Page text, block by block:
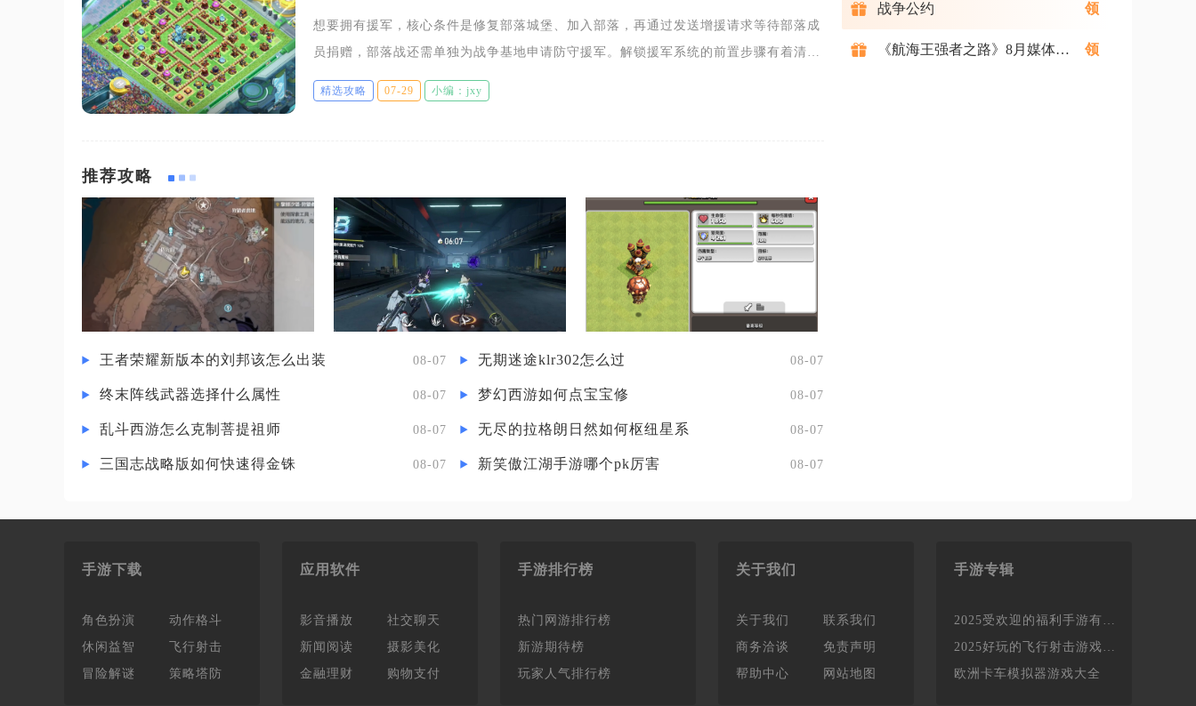
想要拥有援军，核心条件是修复部落城堡、加入部落，再通过发送增援请求等待部落成
员捐赠，部落战还需单独为战争基地申请防守援军。解锁援军系统的前置步骤有着清晰
的门槛，村庄大本营升至3级后，建造列表会解锁破损的部落城堡，消耗一万圣水和一
名工人即可完
精选攻略 07-29 小编：jxy
推荐攻略
王者荣耀新版本的刘邦该怎么出装 08-07 无期迷途klr302怎么过 08-07
终末阵线武器选择什么属性 08-07 梦幻西游如何点宝宝修 08-07
乱斗西游怎么克制菩提祖师 08-07 无尽的拉格朗日然如何枢纽星系 08-07
三国志战略版如何快速得金铢 08-07 新笑傲江湖手游哪个pk厉害 08-07
战争公约
《航海王强者之路》8月媒体礼包
手游下载
角色扮演
动作格斗
休闲益智
飞行射击
冒险解谜
策略塔防
应用软件
影音播放
社交聊天
新闻阅读
摄影美化
金融理财
购物支付
手游排行榜
热门网游排行榜
新游期待榜
玩家人气排行榜
关于我们
关于我们
联系我们
商务洽谈
免责声明
帮助中心
网站地图
手游专辑
2025受欢迎的福利手游有哪些
2025好玩的飞行射击游戏有哪些
欧洲卡车模拟器游戏大全